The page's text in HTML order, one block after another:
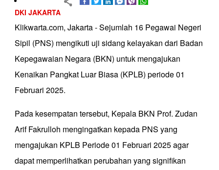
DKI JAKARTA
Klikwarta.com, Jakarta - Sejumlah 16 Pegawai Negeri
Sipil (PNS) mengikuti uji sidang kelayakan dari Badan
Kepegawaian Negara (BKN) untuk mengajukan
Kenaikan Pangkat Luar Biasa (KPLB) periode 01
Februari 2025.
Pada kesempatan tersebut, Kepala BKN Prof. Zudan
Arif Fakrulloh mengingatkan kepada PNS yang
mengajukan KPLB Periode 01 Februari 2025 agar
dapat memperlihatkan perubahan yang signifikan